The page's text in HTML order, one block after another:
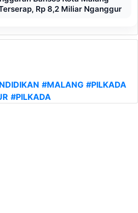
Rp 8,2 Miliar Nganggur
#MALANG #PILKADA
#PILKADA